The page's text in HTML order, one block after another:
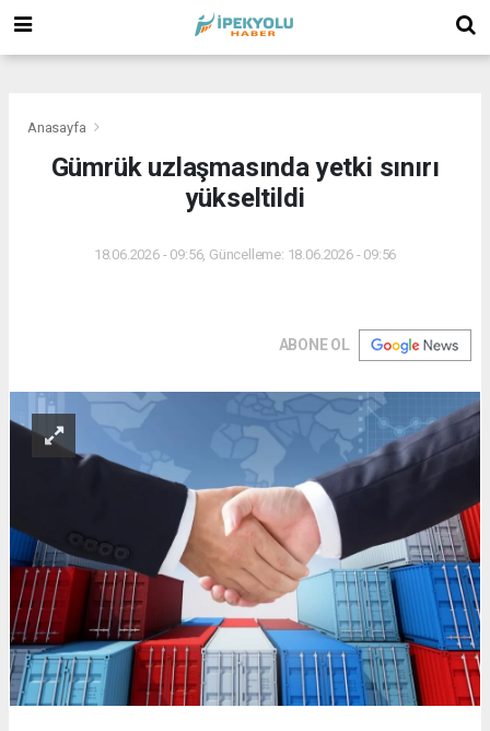
Anasayfa
Gümrük uzlaşmasında yetki sınırı
yükseltildi
18.06.2026 - 09:56, Güncelleme: 18.06.2026 - 09:56
ABONE OL